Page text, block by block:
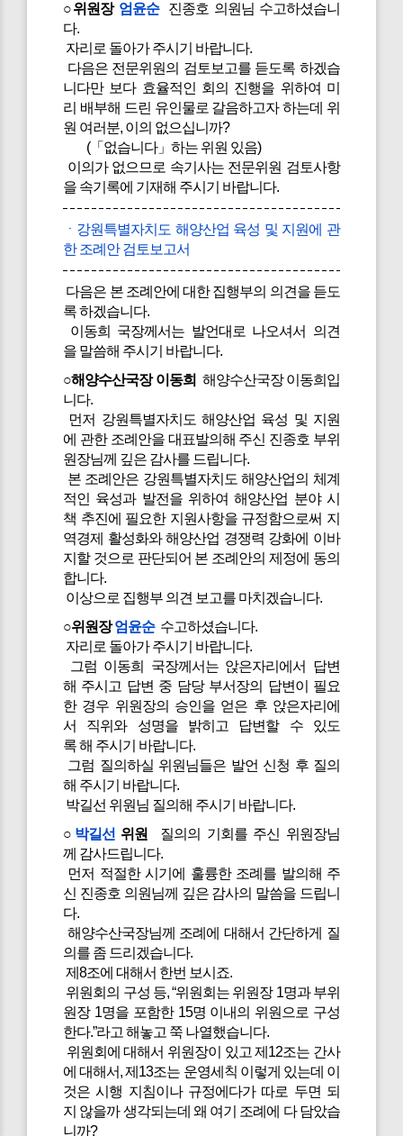
○위원장 엄윤순진종호 의원님 수고하셨습니
다.
자리로 돌아가 주시기 바랍니다.
다음은 전문위원의 검토보고를 듣도록 하겠습
니다만 보다 효율적인 회의 진행을 위하여 미
리 배부해 드린 유인물로 갈음하고자 하는데 위
원 여러분, 이의 없으십니까?
(「없습니다」하는 위원 있음)
이의가 없으므로 속기사는 전문위원 검토사항
을 속기록에 기재해 주시기 바랍니다.
ㆍ강원특별자치도 해양산업 육성 및 지원에 관
한 조례안 검토보고서
다음은 본 조례안에 대한 집행부의 의견을 듣도
록 하겠습니다.
이동희 국장께서는 발언대로 나오셔서 의견
을 말씀해 주시기 바랍니다.
○해양수산국장 이동희 해양수산국장 이동희입
니다.
먼저 강원특별자치도 해양산업 육성 및 지원
에 관한 조례안을 대표발의해 주신 진종호 부위
원장님께 깊은 감사를 드립니다.
본 조례안은 강원특별자치도 해양산업의 체계
적인 육성과 발전을 위하여 해양산업 분야 시
책 추진에 필요한 지원사항을 규정함으로써 지
역경제 활성화와 해양산업 경쟁력 강화에 이바
지할 것으로 판단되어 본 조례안의 제정에 동의
합니다.
이상으로 집행부 의견 보고를 마치겠습니다.
○위원장엄윤순수고하셨습니다.
자리로 돌아가 주시기 바랍니다.
그럼 이동희 국장께서는 앉은자리에서 답변
해 주시고 답변 중 담당 부서장의 답변이 필요
한 경우 위원장의 승인을 얻은 후 앉은자리에
서 직위와 성명을 밝히고 답변할 수 있도
록 해 주시기 바랍니다.
그럼 질의하실 위원님들은 발언 신청 후 질의
해 주시기 바랍니다.
박길선 위원님 질의해 주시기 바랍니다.
○ 박길선 위원
질의의 기회를 주신 위원장님
께 감사드립니다.
먼저 적절한 시기에 훌륭한 조례를 발의해 주
신 진종호 의원님께 깊은 감사의 말씀을 드립니
다.
해양수산국장님께 조례에 대해서 간단하게 질
의를 좀 드리겠습니다.
제8조에 대해서 한번 보시죠.
위원회의 구성 등, “위원회는 위원장 1명과 부위
원장 1명을 포함한 15명 이내의 위원으로 구성
한다.”라고 해놓고 쭉 나열했습니다.
위원회에 대해서 위원장이 있고 제12조는 간사
에 대해서, 제13조는 운영세칙 이렇게 있는데 이
것은 시행 지침이나 규정에다가 따로 두면 되
지 않을까 생각되는데 왜 여기 조례에 다 담았습
니까?